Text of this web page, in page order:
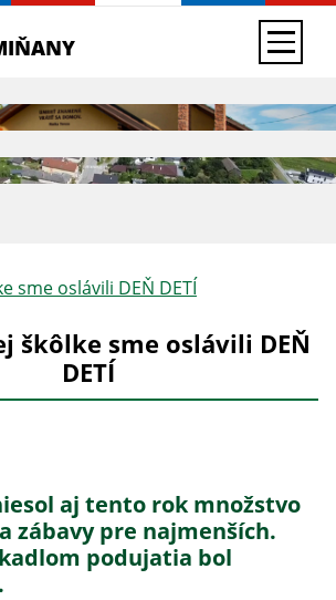
sme oslávili DEŇ DETÍ
škôlke sme oslávili DEŇ
DETÍ
aj tento rok množstvo
zábavy pre najmenších.
podujatia bol